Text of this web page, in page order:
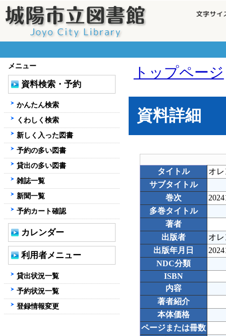
トップページ
資料詳細
タイトル
オ
サブタイトル
巻次
多巻タイトル
著者
出版者
オ
出版年月日
NDC分類
ISBN
内容
著者紹介
本体価格
ページまたは冊数
メニュー
資料検索・予約
かんたん検索
くわしく検索
新しく入った図書
予約の多い図書
貸出の多い図書
雑誌一覧
新聞一覧
予約カート確認
カレンダー
利用者メニュー
貸出状況一覧
予約状況一覧
登録情報変更